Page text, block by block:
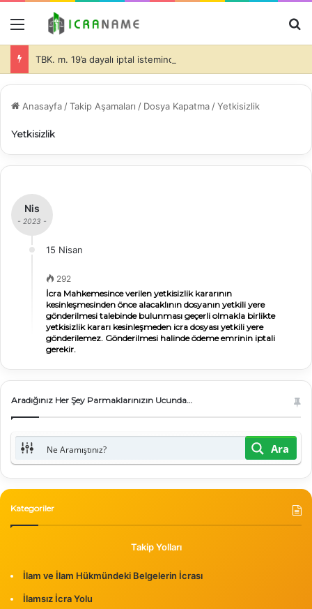
Menü
Anasayfa/Takip Aşamaları / Dosya Kapatma/Yetkisizlik
Yetkisizlik
Nis
- 2023 -
15 Nisan
292
İcra Mahkemesince verilen yetkisizlik kararının
kesinleşmesinden önce alacaklının dosyanın yetkili yere
gönderilmesi talebinde bulunması geçerli olmakla birlikte
yetkisizlik kararı kesinleşmeden icra dosyası yetkili yere
gönderilemez. Gönderilmesi halinde ödeme emrinin iptali
gerekir.
Aradığınız Her Şey Parmaklarınızın Ucunda…
Ara
Kategoriler
Takip Yolları
İlam ve İlam Hükmündeki Belgelerin İcrası
İlamsız İcra Yolu